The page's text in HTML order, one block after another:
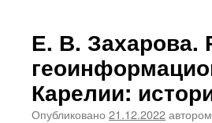
Е. В. Захарова.
Карелии:
Опубликовано 21.12.2022автором